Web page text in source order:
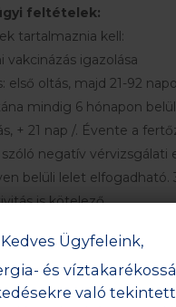
feltételek:
tartalmaznia kell:
vakcinázás igazolása
első oltás, majd 21-92
mindig 6 hónapon belül
+ 21 nap /. Évente a
negatív vérvizsgálati
belüli lelet elfogadható.
is kötelező.
2018. február 23.
nevezési lapokon lehet
Kedves Ügyfeleink,
és
való